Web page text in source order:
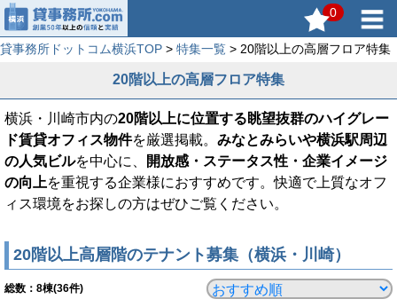
0
貸事務所ドットコム横浜TOP > 特集一覧 > 20階以上の高層フロア特集
20階以上の高層フロア特集
横浜・川崎市内の20階以上に位置する眺望抜群のハイグレー
ド賃貸オフィス物件を厳選掲載。 みなとみらいや横浜駅周辺
の人気ビルを中心に、
開放感・ステータス性・企業イメージ
の向上を重視する企業様におすすめです。快適で上質なオフ
ィス環境をお探しの方はぜひご覧ください。
20階以上高層階のテナント募集（横浜・川崎）
総数： 8棟(36件)